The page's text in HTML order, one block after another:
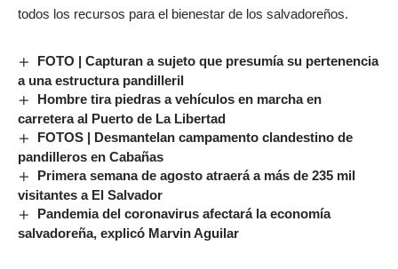
todos los recursos para el bienestar de los salvadoreños.
FOTO | Capturan a sujeto que presumía su pertenencia
a una estructura pandilleril
Hombre tira piedras a vehículos en marcha en
carretera al Puerto de La Libertad
FOTOS | Desmantelan campamento clandestino de
pandilleros en Cabañas
Primera semana de agosto atraerá a más de 235 mil
visitantes a El Salvador
Pandemia del coronavirus afectará la economía
salvadoreña, explicó Marvin Aguilar